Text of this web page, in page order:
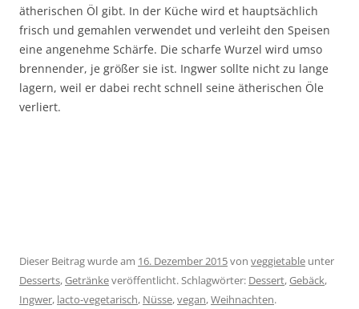
ätherischen Öl gibt. In der Küche wird et hauptsächlich
frisch und gemahlen verwendet und verleiht den Speisen
eine angenehme Schärfe. Die scharfe Wurzel wird umso
brennender, je größer sie ist. Ingwer sollte nicht zu lange
lagern, weil er dabei recht schnell seine ätherischen Öle
verliert.
Dieser Beitrag wurde am 16. Dezember 2015von veggietable unter
Desserts,Getränkeveröffentlicht. Schlagwörter: Dessert,Gebäck,
Ingwer, lacto-vegetarisch, Nüsse,vegan,Weihnachten.